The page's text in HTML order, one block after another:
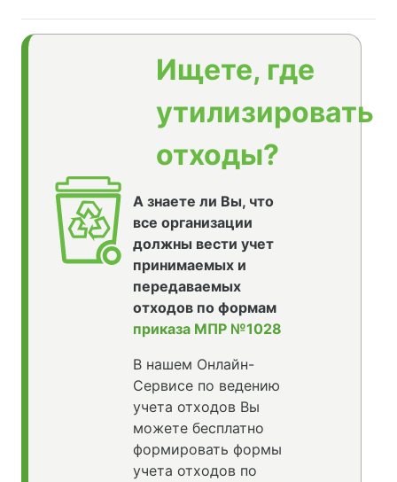
Ищете, где
утилизировать
отходы?
А знаете ли Вы, что
все организации
должны вести учет
принимаемых и
передаваемых
отходов по формам
приказа МПР №1028
В нашем Онлайн-
Сервисе по ведению
учета отходов Вы
можете бесплатно
формировать формы
учета отходов по